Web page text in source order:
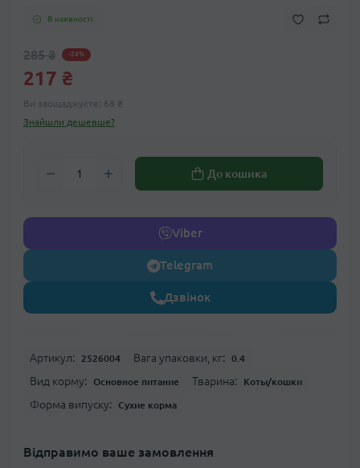
В наявності
285 ₴ -24%
217 ₴
Ви заощаджуєте: 68 ₴
Знайшли дешевше?
До кошика
Viber
Telegram
Дзвінок
Артикул: 2526004 Вага упаковки, кг: 0.4
Вид корму: Основное питание Тварина: Коты/кошки
Форма випуску: Сухие корма
Відправимо ваше замовлення